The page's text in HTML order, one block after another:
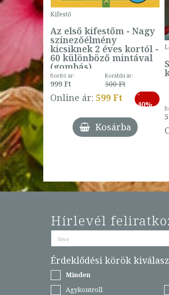
ár:
Ft
Ft
-
27%
Kifestő
Az első kifestőm - Nagy
színezőélmény
kicsiknek 2 éves kortól -
60 különböző mintával
(gombás)
Borító ár:
999 Ft
Korábbi ár:
500 Ft
Online ár: 599 Ft
-
40%
Kosárba
Hírlevél
Érdeklődési körök
Minden
Agykontroll